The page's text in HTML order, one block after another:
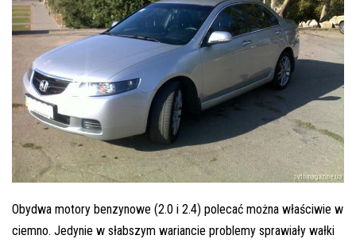
Obydwa motory benzynowe (2.0 i 2.4) polecać można właściwie w
ciemno. Jedynie w słabszym wariancie problemy sprawiały wałki